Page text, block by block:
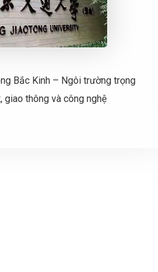
Bắc Kinh – Ngôi trường trọng
giao thông và công nghệ